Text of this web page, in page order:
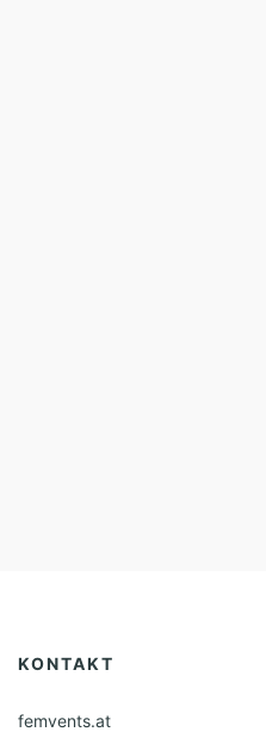
KONTAKT
femvents.at